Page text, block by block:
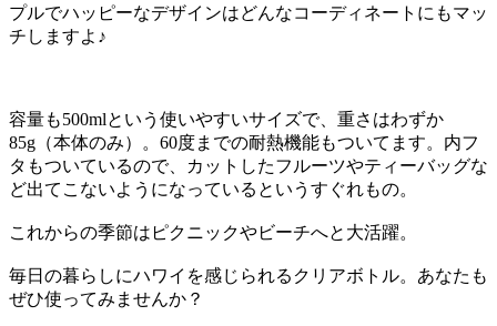
プルでハッピーなデザインはどんなコーディネートにもマッ
チしますよ♪
容量も500mlという使いやすいサイズで、重さはわずか
85g（本体のみ）。60度までの耐熱機能もついてます。内フ
タもついているので、カットしたフルーツやティーバッグな
ど出てこないようになっているというすぐれもの。
これからの季節はピクニックやビーチへと大活躍。
毎日の暮らしにハワイを感じられるクリアボトル。あなたも
ぜひ使ってみませんか？